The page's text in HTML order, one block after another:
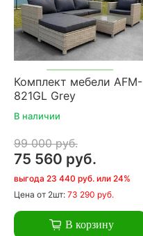
Комплект мебели AFM-
821GL Grey
В наличии
99 000 руб.
75 560 руб.
выгода 23 440 руб. или 24%
Цена от 2шт: 73 290 руб.
В корзину